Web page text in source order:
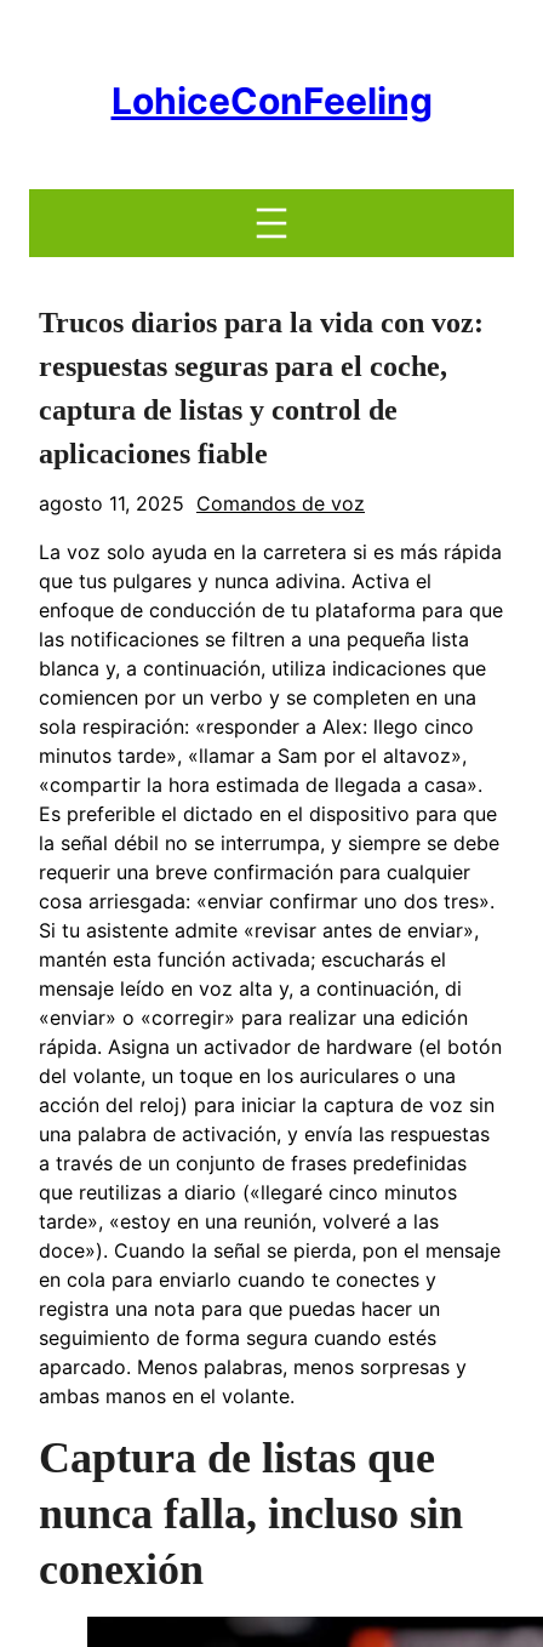
LohiceConFeeling
Trucos diarios para la vida con voz:
respuestas seguras para el coche,
captura de listas y control de
aplicaciones fiable
agosto 11, 2025 Comandos de voz
La voz solo ayuda en la carretera si es más rápida
que tus pulgares y nunca adivina. Activa el
enfoque de conducción de tu plataforma para que
las notificaciones se filtren a una pequeña lista
blanca y, a continuación, utiliza indicaciones que
comiencen por un verbo y se completen en una
sola respiración: «responder a Alex: llego cinco
minutos tarde», «llamar a Sam por el altavoz»,
«compartir la hora estimada de llegada a casa».
Es preferible el dictado en el dispositivo para que
la señal débil no se interrumpa, y siempre se debe
requerir una breve confirmación para cualquier
cosa arriesgada: «enviar confirmar uno dos tres».
Si tu asistente admite «revisar antes de enviar»,
mantén esta función activada; escucharás el
mensaje leído en voz alta y, a continuación, di
«enviar» o «corregir» para realizar una edición
rápida. Asigna un activador de hardware (el botón
del volante, un toque en los auriculares o una
acción del reloj) para iniciar la captura de voz sin
una palabra de activación, y envía las respuestas
a través de un conjunto de frases predefinidas
que reutilizas a diario («llegaré cinco minutos
tarde», «estoy en una reunión, volveré a las
doce»). Cuando la señal se pierda, pon el mensaje
en cola para enviarlo cuando te conectes y
registra una nota para que puedas hacer un
seguimiento de forma segura cuando estés
aparcado. Menos palabras, menos sorpresas y
ambas manos en el volante.
Captura de listas que
nunca falla, incluso sin
conexión